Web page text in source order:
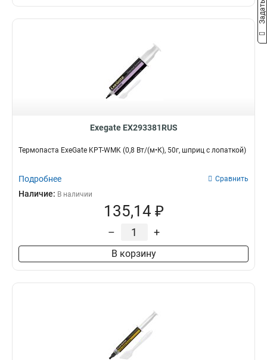
Exegate EX293381RUS
Термопаста ExeGate KPT-WMK (0,8 Вт/(м•К), 50г, шприц с лопаткой)
Подробнее Сравнить
Наличие: В наличии
135,14 ₽
– +
В корзину